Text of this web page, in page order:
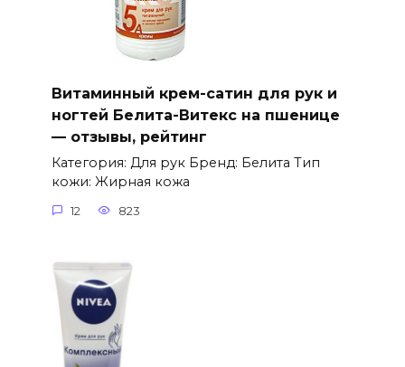
Витаминный крем-сатин для рук и
ногтей Белита-Витекс на пшенице
— отзывы, рейтинг
Категория: Для рук Бренд: Белита Тип
кожи: Жирная кожа
12 823